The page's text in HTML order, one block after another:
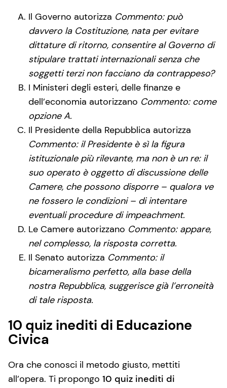
Il Governo autorizza Commento: può
davvero la Costituzione, nata per evitare
dittature di ritorno, consentire al Governo di
stipulare trattati internazionali senza che
soggetti terzi non facciano da contrappeso?
I Ministeri degli esteri, delle finanze e
dell’economia autorizzano Commento: come
opzione A.
Il Presidente della Repubblica autorizza
Commento: il Presidente è sì la figura
istituzionale più rilevante, ma non è un re: il
suo operato è oggetto di discussione delle
Camere, che possono disporre – qualora ve
ne fossero le condizioni – di intentare
eventuali procedure di impeachment.
Le Camere autorizzano Commento: appare,
nel complesso, la risposta corretta.
Il Senato autorizza Commento: il
bicameralismo perfetto, alla base della
nostra Repubblica, suggerisce già l’erroneità
di tale risposta.
10 quiz inediti di Educazione
Civica
Ora che conosci il metodo giusto, mettiti
all’opera. Ti propongo 10 quiz inediti di